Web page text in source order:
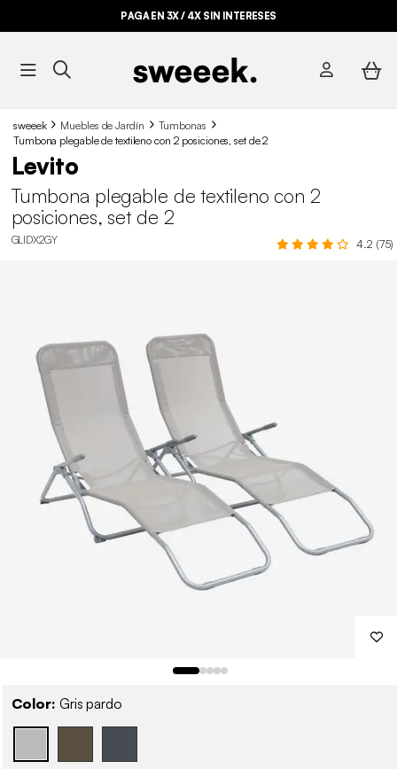
PAGA EN 3X / 4X SIN INTERESES
sweeek Muebles de Jardín
Tumbonas
Tumbona plegable de textileno con 2 posiciones, set de 2
Levito
Tumbona plegable de textileno con 2
posiciones, set de 2
GLIDX2GY 4.2 (75)
Color: Gris pardo